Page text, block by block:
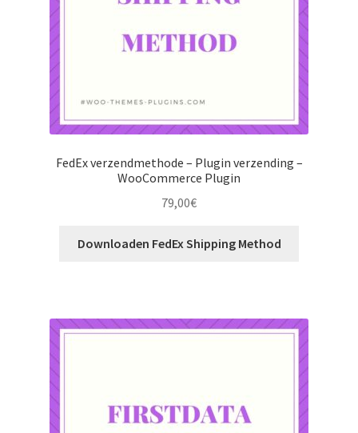
FedEx verzendmethode – Plugin verzending –
WooCommerce Plugin
79,00€
Downloaden FedEx Shipping Method